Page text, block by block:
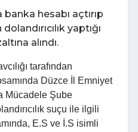
banka hesabı açtırıp
yaptığı
alındı.
tarafından
Düzce İl Emniyet
Mücadele Şube
suçu ile ilgili
E.S ve İ.S isimli